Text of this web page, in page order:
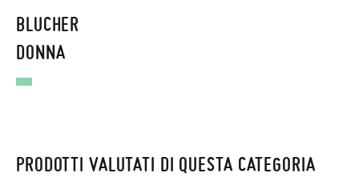
BLUCHER
DONNA
PRODOTTI VALUTATI DI QUESTA CATEGORIA